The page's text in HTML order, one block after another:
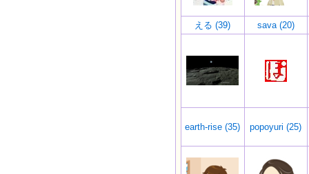
える (39) sava (20)
earth-rise (35) popoyuri (25)